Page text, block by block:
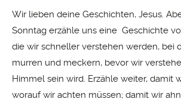
Wir lieben deine Geschichten, Jesus.
Sonntag erzähle uns eine Geschichte
die wir schneller verstehen werden, bei
murren und meckern, bevor wir
Himmel sein wird. Erzähle weiter, damit
worauf wir achten müssen; damit wir